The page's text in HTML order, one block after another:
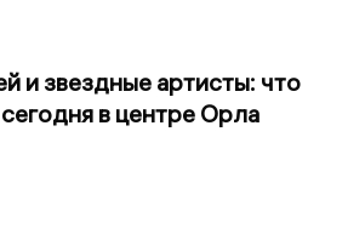
и звездные артисты: что
в центре Орла